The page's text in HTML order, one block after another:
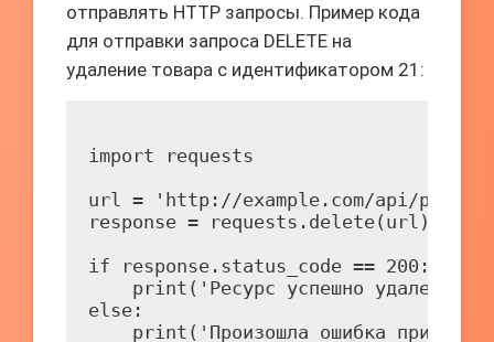
отправлять HTTP запросы. Пример кода
для отправки запроса DELETE на
удаление товара с идентификатором 21:
import requests
url = 'http://example.com/api/
response = requests.delete(url)
if response.status_code == 200:
    print('Ресурс успешно удален')
else: